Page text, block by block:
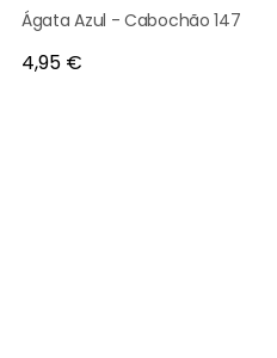
Ágata Azul - Cabochão 147
Preço
4,95 €